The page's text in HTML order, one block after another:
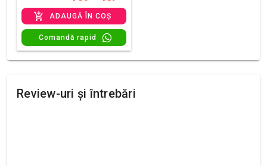
ADAUGĂ ÎN COȘ
Comandă rapid
Review-uri și întrebări